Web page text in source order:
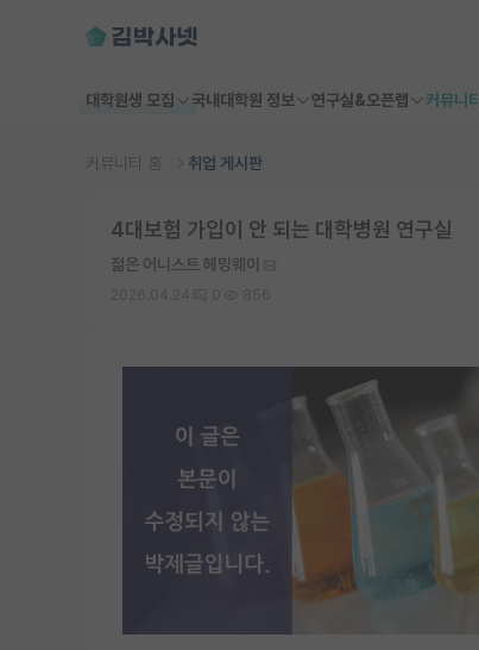
대학원생 모집 국내대학원 정보 연구실&오픈랩 커뮤니티
커뮤니티 홈 취업 게시판
4대보험 가입이 안 되는 대학병원 연구실
젊은 어니스트 헤밍웨이